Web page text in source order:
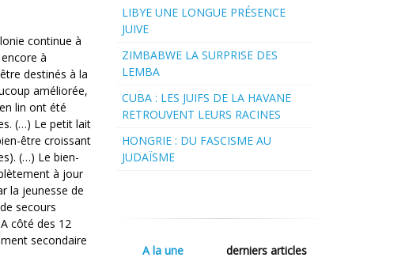
continue à
à
destinés à la
améliorée,
lin ont été
(…) Le petit lait
être croissant
(…) Le bien-
à jour
la jeunesse de
secours
côté des 12
secondaire
LIBYE UNE LONGUE PRÉSENCE
JUIVE
ZIMBABWE LA SURPRISE DES
LEMBA
CUBA : LES JUIFS DE LA HAVANE
RETROUVENT LEURS RACINES
HONGRIE : DU FASCISME AU
JUDAÏSME
A la une derniers articles